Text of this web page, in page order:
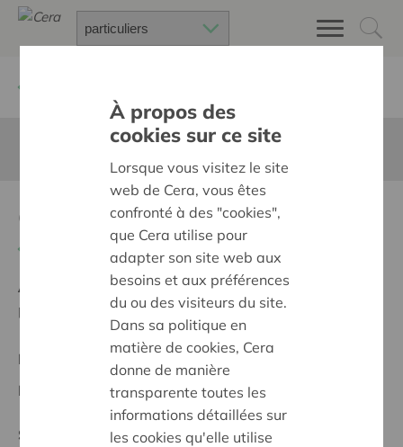
Congres Nieuwe Autoriteit
Ambition:
Des quartiers chaleureux et bienveillants
pour tous
Projet régional
Date de début:09/10/2025
Statut:
À propos des
cookies sur ce site
Lorsque vous visitez le site
web de Cera, vous êtes
confronté à des "cookies",
que Cera utilise pour
adapter son site web aux
besoins et aux préférences
du ou des visiteurs du site.
Dans sa politique en
matière de cookies, Cera
donne de manière
transparente toutes les
informations détaillées sur
les cookies qu'elle utilise